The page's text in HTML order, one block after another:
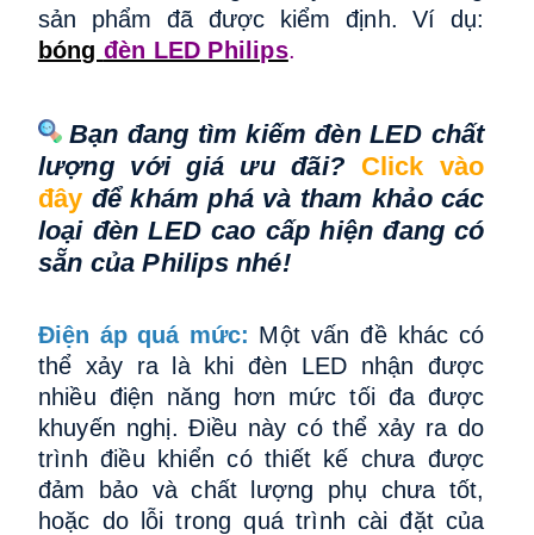
sản phẩm đã được kiểm định.Ví dụ:
bóng đèn LED Philips.
Bạn đang tìm kiếm đèn LED chất
lượng với giá ưu đãi? Click vào
đây để khám phá và tham khảo các
loại đèn LED cao cấp hiện đang có
sẵn của Philips nhé!
Điện áp quá mức: Một vấn đề khác có
thể xảy ra là khi đèn LED nhận được
nhiều điện năng hơn mức tối đa được
khuyến nghị. Điều này có thể xảy ra do
trình điều khiển có thiết kế chưa được
đảm bảo và chất lượng phụ chưa tốt,
hoặc do lỗi trong quá trình cài đặt của